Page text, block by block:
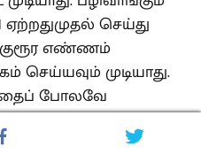
செய்து
எண்ணம்
முடியாது.
போலவே